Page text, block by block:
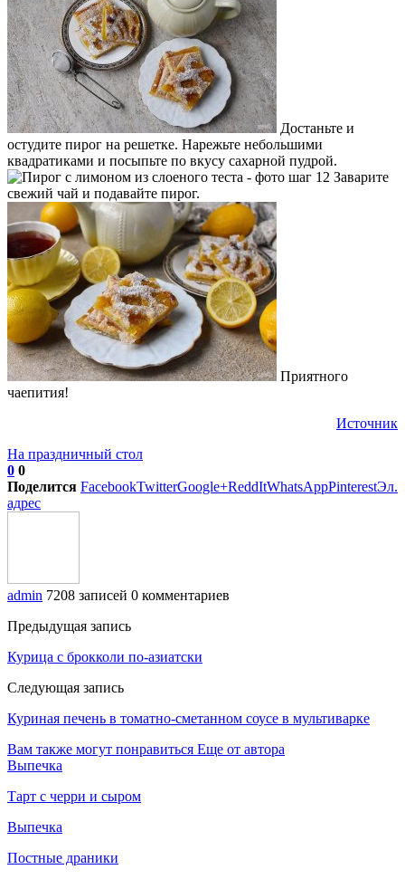
Достаньте и
остудите пирог на решетке. Нарежьте небольшими
квадратиками и посыпьте по вкусу сахарной пудрой.
Заварите
свежий чай и подавайте пирог.
Приятного
чаепития!
Источник
На праздничный стол
0 0
Поделится FacebookTwitterGoogle+ReddItWhatsAppPinterestЭл.
адрес
admin 7208 записей 0 комментариев
Предыдущая запись
Курица с брокколи по-азиатски
Следующая запись
Куриная печень в томатно-сметанном соусе в мультиварке
Вам также могут понравиться Еще от автора
Выпечка
Тарт с черри и сыром
Выпечка
Постные драники